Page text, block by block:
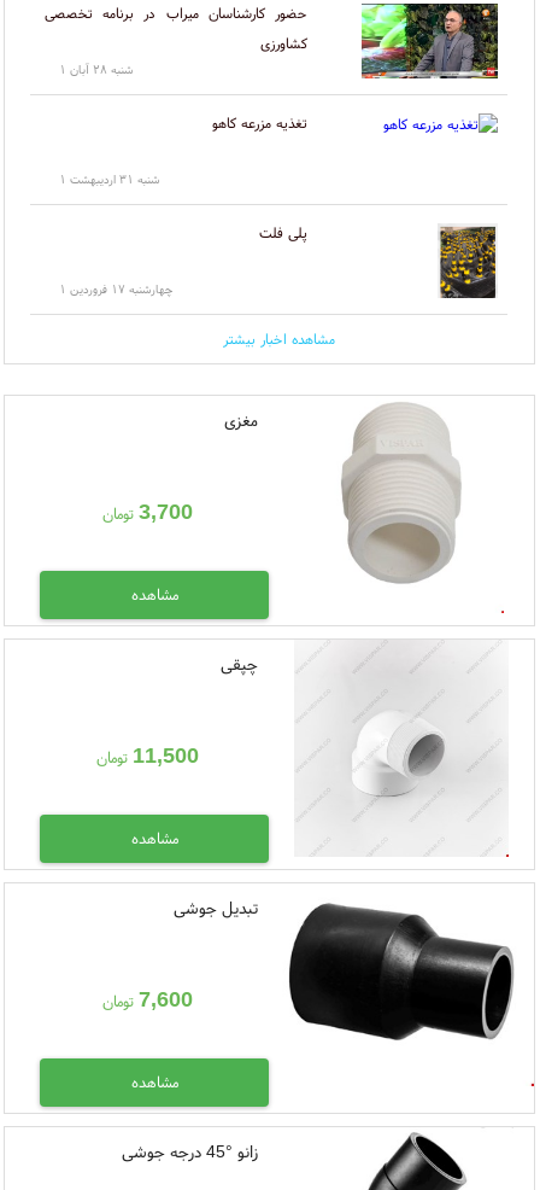
حضور کارشناسان میراب در برنامه تخصصی
کشاورزی
شنبه ۲۸ آبان ۱
تغذیه مزرعه کاهو
شنبه ۳۱ اردیبهشت ۱
پلی فلت
چهارشنبه ۱۷ فروردین ۱
مشاهده اخبار بیشتر
مغزی
3,700 تومان
مشاهده
چپقی
11,500 تومان
مشاهده
تبدیل جوشی
7,600 تومان
مشاهده
زانو °45 درجه جوشی